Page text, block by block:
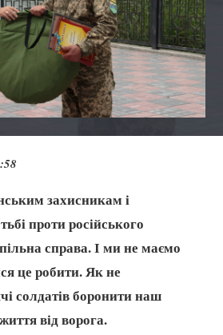
захисникам і
проти російського
справа. І ми не маємо
це робити. Як не
солдатів боронити наш
від ворога.